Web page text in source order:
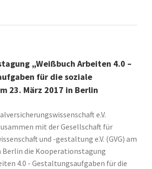
„Weißbuch Arbeiten 4.0 –
für die soziale
23. März 2017 in Berlin
e.V.
mit der Gesellschaft für
und -gestaltung e.V. (GVG) am
Berlin die Kooperationstagung
4.0 - Gestaltungsaufgaben für die